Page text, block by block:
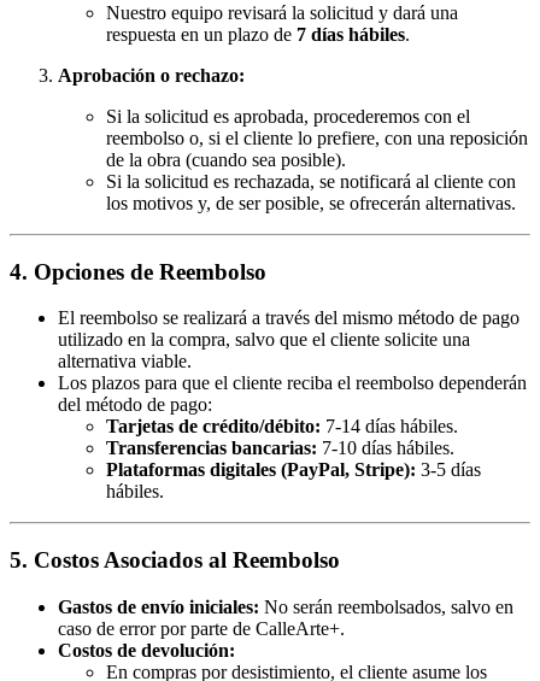
Nuestro equipo revisará la solicitud y dará una
respuesta en un plazo de 7 días hábiles.
Aprobación o rechazo:
Si la solicitud es aprobada, procederemos con el
reembolso o, si el cliente lo prefiere, con una reposición
de la obra (cuando sea posible).
Si la solicitud es rechazada, se notificará al cliente con
los motivos y, de ser posible, se ofrecerán alternativas.
4. Opciones de Reembolso
El reembolso se realizará a través del mismo método de pago
utilizado en la compra, salvo que el cliente solicite una
alternativa viable.
Los plazos para que el cliente reciba el reembolso dependerán
del método de pago:
Tarjetas de crédito/débito: 7-14 días hábiles.
Transferencias bancarias: 7-10 días hábiles.
Plataformas digitales (PayPal, Stripe): 3-5 días
hábiles.
5. Costos Asociados al Reembolso
Gastos de envío iniciales: No serán reembolsados, salvo en
caso de error por parte de CalleArte+.
Costos de devolución:
En compras por desistimiento, el cliente asume los